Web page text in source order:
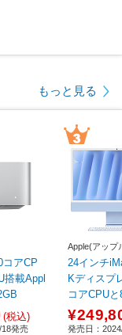
もっと見る
コアCP
搭載Appl
(税込)
発売
Apple(アップ
24インチ
Kディスプ
コアCPU
搭載した
プ, 16GB,
発売日：